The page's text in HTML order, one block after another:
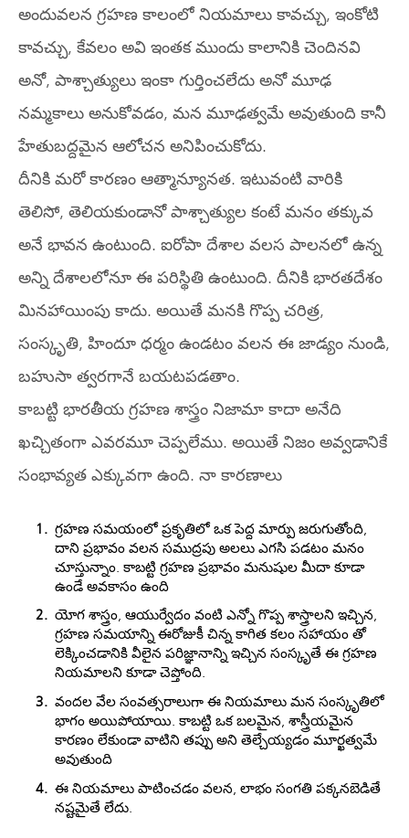
అందువలన గ్రహణ కాలంలో నియమాలు కావచ్చు, ఇంకోటి
కావచ్చు, కేవలం అవి ఇంతక ముందు కాలానికి చెందినవి
అనో, పాశ్చాత్యులు ఇంకా గుర్తించలేదు అనో మూఢ
నమ్మకాలు అనుకోవడం, మన మూఢత్వమే అవుతుంది కానీ
హేతుబద్దమైన ఆలోచన అనిపించుకోదు.
దీనికి మరో కారణం ఆత్మాన్యూనత. ఇటువంటి వారికి
తెలిసో, తెలియకుండానో పాశ్చాత్యుల కంటే మనం తక్కువ
అనే భావన ఉంటుంది. ఐరోపా దేశాల వలస పాలనలో ఉన్న
అన్ని దేశాలలోనూ ఈ పరిస్థితి ఉంటుంది. దీనికి భారతదేశం
మినహాయింపు కాదు. అయితే మనకి గొప్ప చరిత్ర,
సంస్కృతి, హిందూ ధర్మం ఉండటం వలన ఈ జాడ్యం నుండి,
బహుసా త్వరగానే బయటపడతాం.
కాబట్టి భారతీయ గ్రహణ శాస్త్రం నిజామా కాదా అనేది
ఖచ్చితంగా ఎవరమూ చెప్పలేము. అయితే నిజం అవ్వడానికే
సంభావ్యత ఎక్కువగా ఉంది. నా కారణాలు
గ్రహణ సమయంలో ప్రకృతిలో ఒక పెద్ద మార్పు జరుగుతోంది,
దాని ప్రభావం వలన సముద్రపు అలలు ఎగసి పడటం మనం
చూస్తున్నాం. కాబట్టి గ్రహణ ప్రభావం మనుషుల మీదా కూడా
ఉండే అవకాసం ఉంది
యోగ శాస్త్రం, ఆయుర్వేదం వంటి ఎన్నో గొప్ప శాస్త్రాలని ఇచ్చిన,
గ్రహణ సమయాన్ని ఈరోజుకీ చిన్న కాగిత కలం సహాయం తో
లెక్కించడానికి వీలైన పరిజ్ఞానాన్ని ఇచ్చిన సంస్కృతే ఈ గ్రహణ
నియమాలని కూడా చెప్తోంది.
వందల వేల సంవత్సరాలుగా ఈ నియమాలు మన సంస్కృతిలో
భాగం అయిపోయాయి. కాబట్టి ఒక బలమైన, శాస్త్రీయమైన
కారణం లేకుండా వాటిని తప్పు అని తెల్చేయ్యడం మూర్ఖత్వమే
అవుతుంది
ఈ నియమాలు పాటించడం వలన, లాభం సంగతి పక్కనబెడితే
నష్టమైతే లేదు.